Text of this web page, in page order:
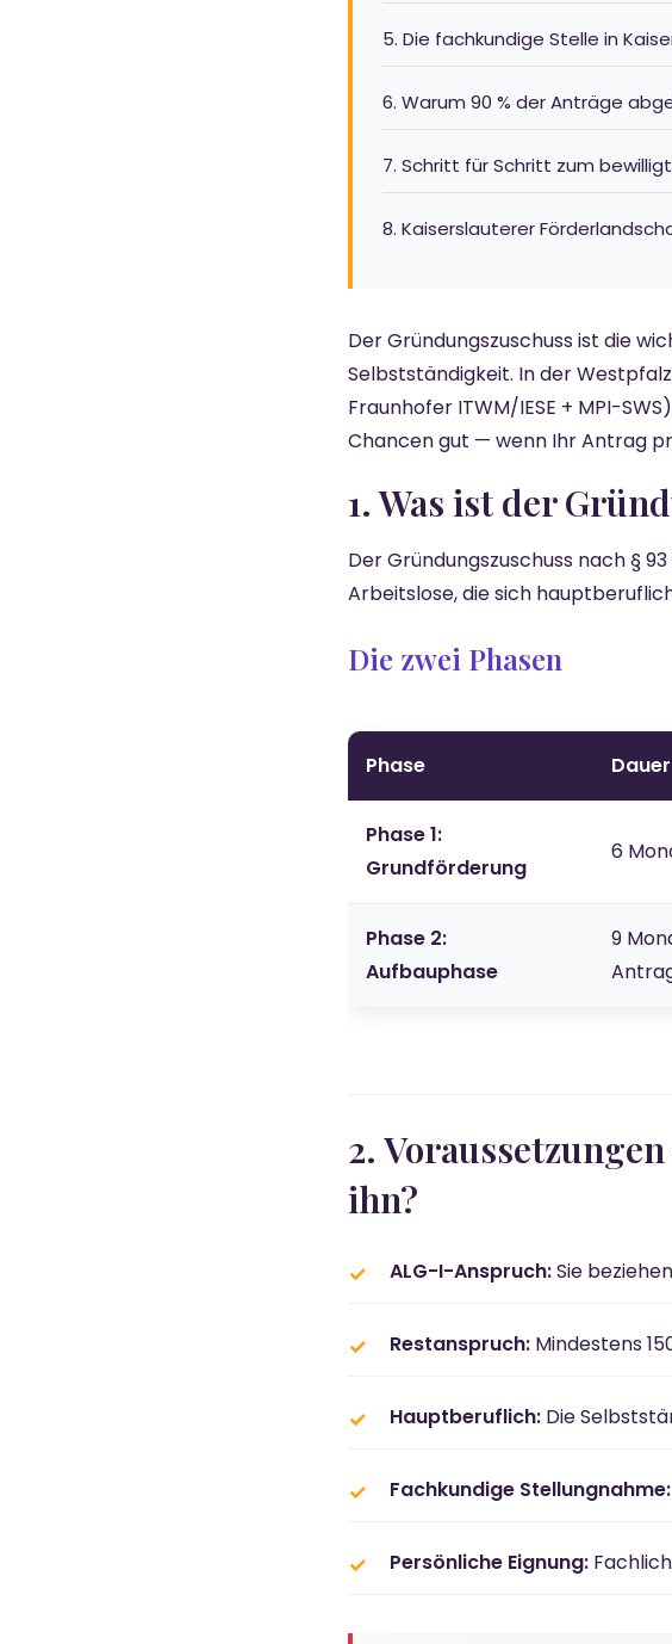
5. Die fachkundige Stelle in
6. Warum 90 % der Anträge
7. Schritt für Schritt zum
8. Kaiserslauterer
Der Gründungszuschuss ist die
Selbstständigkeit. In der Westpfalz
Fraunhofer ITWM/IESE + MPI-
Chancen gut — wenn Ihr Antrag
1. Was ist der
Der Gründungszuschuss nach §
Arbeitslose, die sich
Die zwei Phasen
Phase Dauer
Phase 1:
Grundförderung
6
Phase 2:
Aufbauphase
9
2.
ihn?
ALG-I-Anspruch:Sie
Restanspruch: Mindestens
Hauptberuflich: Die
Fachkundige Stellungnahme:
Persönliche Eignung: